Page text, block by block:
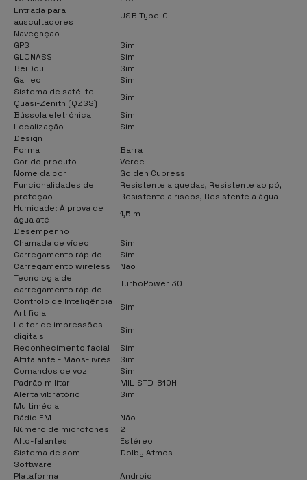
Entrada para
auscultadores
USB Type-C
Navegação
GPS
Sim
GLONASS
Sim
BeiDou
Sim
Galileo
Sim
Sistema de satélite
Quasi-Zenith (QZSS)
Sim
Bússola eletrónica
Sim
Localização
Sim
Design
Forma
Barra
Cor do produto
Verde
Nome da cor
Golden Cypress
Funcionalidades de
proteção
Resistente a quedas, Resistente ao pó,
Resistente a riscos, Resistente à água
Humidade: À prova de
água até
1,5 m
Desempenho
Chamada de vídeo
Sim
Carregamento rápido
Sim
Carregamento wireless
Não
Tecnologia de
carregamento rápido
TurboPower 30
Controlo de Inteligência
Artificial
Sim
Leitor de impressões
digitais
Sim
Reconhecimento facial
Sim
Altifalante - Mãos-livres
Sim
Comandos de voz
Sim
Padrão militar
MIL-STD-810H
Alerta vibratório
Sim
Multimédia
Rádio FM
Não
Número de microfones
2
Alto-falantes
Estéreo
Sistema de som
Dolby Atmos
Software
Plataforma
Android